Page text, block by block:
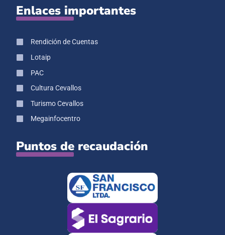
Enlaces importantes
Rendición de Cuentas
Lotaip
PAC
Cultura Cevallos
Turismo Cevallos
Megainfocentro
Puntos de recaudación